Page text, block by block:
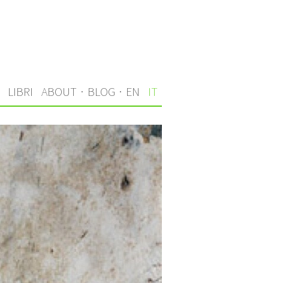
LIBRI ABOUT · BLOG · EN IT